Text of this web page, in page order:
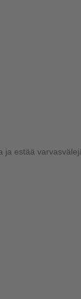
ja estää